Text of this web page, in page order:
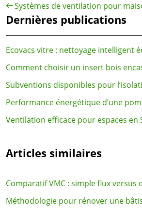
Systèmes de ventilation pour
Dernières publications
Ecovacs vitre : nettoyage intelligent
Comment choisir un insert bois
Subventions disponibles pour
Performance énergétique d’une
Ventilation efficace pour espaces en
Articles similaires
Comparatif VMC : simple flux versus
Méthodologie pour rénover une